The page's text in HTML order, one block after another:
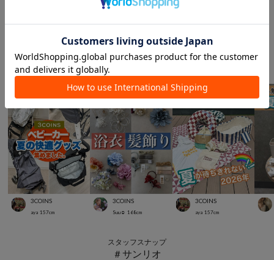
このアイテムを見た人は
スタッフスナップ
＃キッズアイテム
3COINS
aya 157cm
3COINS
Suu☺︎ 168cm
3COINS
aya 157cm
スタッフスナップ
＃サンリオ